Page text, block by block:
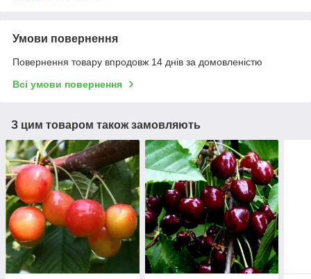
Умови повернення
Повернення товару впродовж 14 днів за домовленістю
Всі умови повернення
З цим товаром також замовляють